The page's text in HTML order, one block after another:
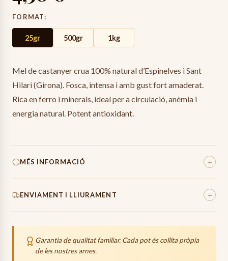
FORMAT:
25gr 500gr 1kg
Mel de castanyer crua 100% natural d’Espinelves i Sant
Hilari (Girona). Fosca, intensa i amb gust fort amaderat.
Rica en ferro i minerals, ideal per a circulació, anèmia i
energia natural. Potent antioxidant.
MÉS INFORMACIÓ +
Pes Total 390g
ENVIAMENT I LLIURAMENT +
que la mel arribi intacta.
Garantia de qualitat familiar. Cada pot és collita pròpia
de les nostres arnes.